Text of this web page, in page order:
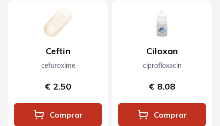
Ceftin
cefuroxime
€ 2.50
Comprar
Ciloxan
ciprofloxacin
€ 8.08
Comprar